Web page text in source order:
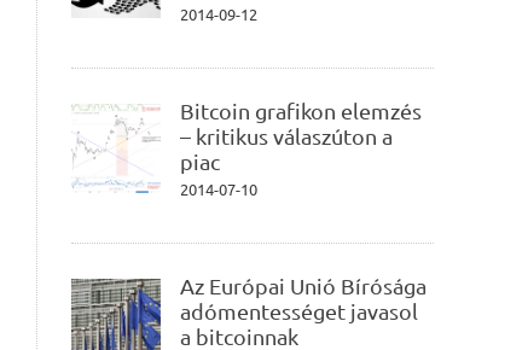
2014-09-12
Bitcoin grafikon elemzés
– kritikus válaszúton a
piac
2014-07-10
Az Európai Unió Bírósága
adómentességet javasol
a bitcoinnak